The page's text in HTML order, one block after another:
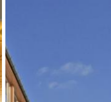
Hotel Metro Budapest
9 900 Ft (fő / éj-től)